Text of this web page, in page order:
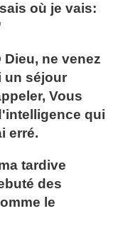
où je vais:
ne venez
un séjour
Vous
qui
erré.
tardive
des
le